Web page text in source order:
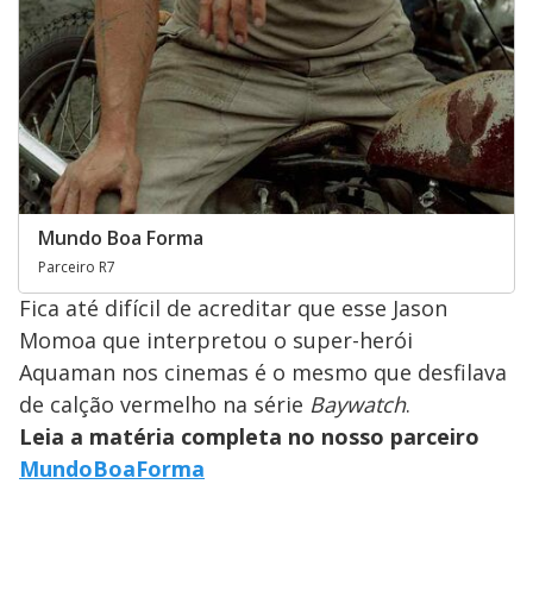
Mundo Boa Forma
Parceiro R7
Fica até difícil de acreditar que esse Jason
Momoa que interpretou o super-herói
Aquaman nos cinemas é o mesmo que desfilava
de calção vermelho na série Baywatch.
Leia a matéria completa no nosso parceiro
MundoBoaForma